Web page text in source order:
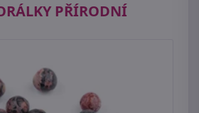
PŘÍRODNÍ